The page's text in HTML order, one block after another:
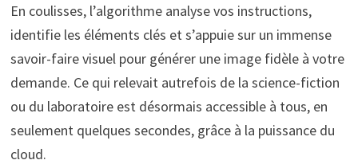
En coulisses, l’algorithme analyse vos instructions,
identifie les éléments clés et s’appuie sur un immense
savoir-faire visuel pour générer une image fidèle à votre
demande. Ce qui relevait autrefois de la science-fiction
ou du laboratoire est désormais accessible à tous, en
seulement quelques secondes, grâce à la puissance du
cloud.